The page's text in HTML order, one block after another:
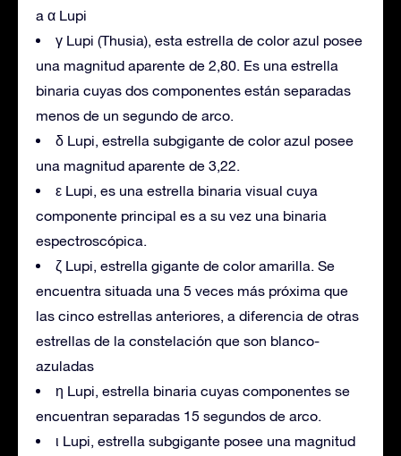
a α Lupi
γ Lupi (Thusia), esta estrella de color azul posee
una magnitud aparente de 2,80. Es una estrella
binaria cuyas dos componentes están separadas
menos de un segundo de arco.
δ Lupi, estrella subgigante de color azul posee
una magnitud aparente de 3,22.
ε Lupi, es una estrella binaria visual cuya
componente principal es a su vez una binaria
espectroscópica.
ζ Lupi, estrella gigante de color amarilla. Se
encuentra situada una 5 veces más próxima que
las cinco estrellas anteriores, a diferencia de otras
estrellas de la constelación que son blanco-
azuladas
η Lupi, estrella binaria cuyas componentes se
encuentran separadas 15 segundos de arco.
ι Lupi, estrella subgigante posee una magnitud